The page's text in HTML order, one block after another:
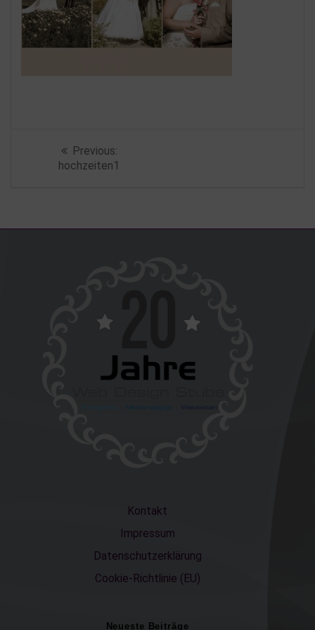
Beitragsnavigation
Previous:Previous
post:
hochzeiten1
Kontakt
Impressum
Datenschutzerklärung
Cookie-Richtlinie (EU)
Neueste Beiträge